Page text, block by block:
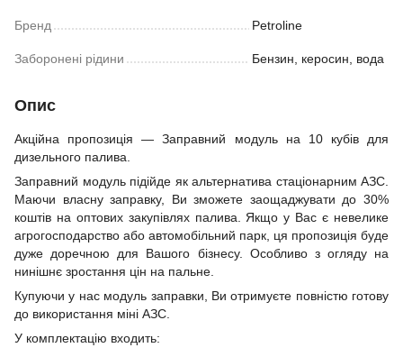
Бренд Petroline
Заборонені рідини Бензин, керосин, вода
Опис
Акційна пропозиція — Заправний модуль на 10 кубів для
дизельного палива.
Заправний модуль підійде як альтернатива стаціонарним АЗС.
Маючи власну заправку, Ви зможете заощаджувати до 30%
коштів на оптових закупівлях палива. Якщо у Вас є невелике
агрогосподарство або автомобільний парк, ця пропозиція буде
дуже доречною для Вашого бізнесу. Особливо з огляду на
нинішнє зростання цін на пальне.
Купуючи у нас модуль заправки, Ви отримуєте повністю готову
до використання міні АЗС.
У комплектацію входить: